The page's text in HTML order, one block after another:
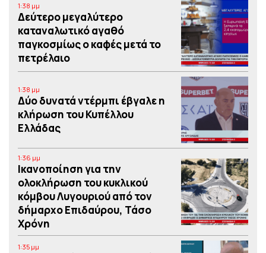
1:38 μμ
Δεύτερο μεγαλύτερο
καταναλωτικό αγαθό
παγκοσμίως ο καφές μετά το
πετρέλαιο
1:38 μμ
Δύο δυνατά ντέρμπι έβγαλε η
κλήρωση του Κυπέλλου
Ελλάδας
1:36 μμ
Iκανοποίηση για την
ολοκλήρωση του κυκλικού
κόμβου Λυγουριού από τον
δήμαρχο Επιδαύρου, Τάσο
Χρόνη
1:35 μμ